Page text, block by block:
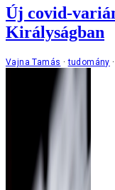
Új covid-
Királyságban
Vajna Tamás tudomány